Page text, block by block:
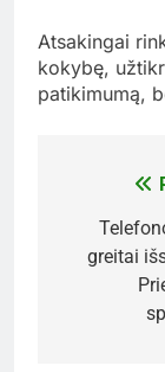
Atsakingai
kokybę,
patikimumą,
tarp
įrašų
greitai